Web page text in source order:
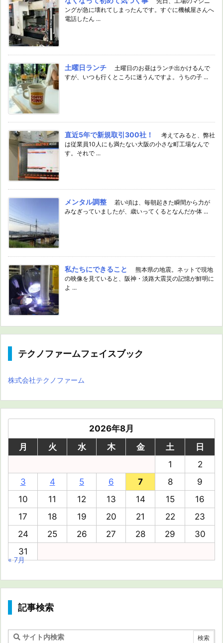
ングが急に壊れてしまったんです。すぐに機械屋さんへ
電話したん ...
土曜日ランチ
土曜日のお昼はランチ出かけるんで
すが、いつも行くところに迷うんですよ。うちの子 ...
直近5年で新規取引300社！
考えてみると、弊社
は従業員10人にも満たない大阪の小さな町工場なんで
す。それで ...
メンタル調整
若い頃は、毎朝起きた瞬間から力が
みなぎっていましたが、歳いってくるとなんだか体 ...
私たちにできること
熊本県の地震。ネットで現地
の映像を見ていると、阪神・淡路大震災の記憶が鮮明に
よ ...
テクノファームフェイスブック
株式会社テクノファーム
2026年8月
月
火 水 木 金 土
日
1
2
3
4 5 6 7 8
9
10
11 12 13 14 15
16
17
18 19 20 21 22
23
24
25 26 27 28 29
30
31
« 7月
記事検索